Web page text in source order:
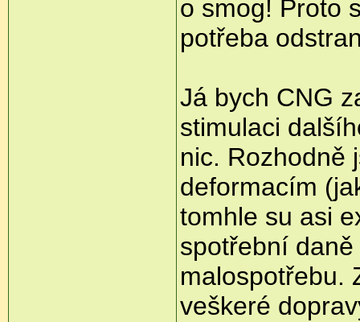
o smog! Proto
potřeba
Já bych CNG
stimulaci
nic. Rozhodně
deformacím
tomhle su asi
spotřební
malospotřebu.
veškeré